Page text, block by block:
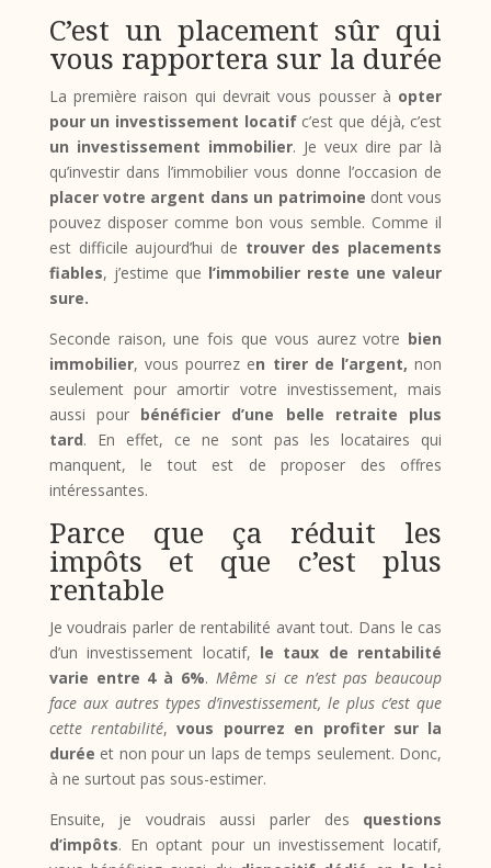
C’est un placement sûr qui
vous rapportera sur la durée
La première raison qui devrait vous pousser à opter
pour un investissement locatifc’est que déjà, c’est
un investissement immobilier. Je veux dire par là
qu’investir dans l’immobilier vous donne l’occasion de
placer votre argent dans un patrimoine dont vous
pouvez disposer comme bon vous semble. Comme il
est difficile aujourd’hui de trouver des placements
fiables, j’estime que l’immobilier reste une valeur
sure.
Seconde raison, une fois que vous aurez votre bien
immobilier, vous pourrez en tirer de l’argent, non
seulement pour amortir votre investissement, mais
aussi pour bénéficier d’une belle retraite plus
tard. En effet, ce ne sont pas les locataires qui
manquent, le tout est de proposer des offres
intéressantes.
Parce que ça réduit les
impôts et que c’est plus
rentable
Je voudrais parler de rentabilité avant tout. Dans le cas
d’un investissement locatif, le taux de rentabilité
varie entre 4 à 6%. Même si ce n’est pas beaucoup
face aux autres types d’investissement, le plus c’est que
cette rentabilité,vous pourrez en profiter sur la
durée et non pour un laps de temps seulement. Donc,
à ne surtout pas sous-estimer.
Ensuite, je voudrais aussi parler des questions
d’impôts. En optant pour un investissement locatif,